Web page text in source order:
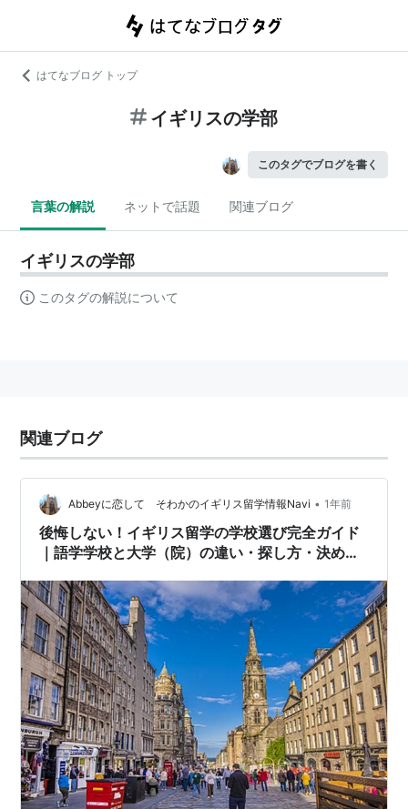
はてなブログ トップ
イギリスの学部
このタグでブログを書く
言葉の解説 ネットで話題 関連ブログ
イギリスの学部
このタグの解説について
関連ブログ
Abbeyに恋して そわかのイギリス留学情報Navi • 1年前
後悔しない！イギリス留学の学校選び完全ガイド
｜語学学校と大学（院）の違い・探し方・決め手